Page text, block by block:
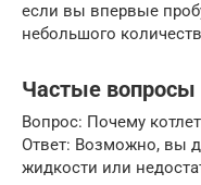
если вы впервые
небольшого
Частые
Вопрос: Почему
Ответ: Возможно, вы
жидкости или